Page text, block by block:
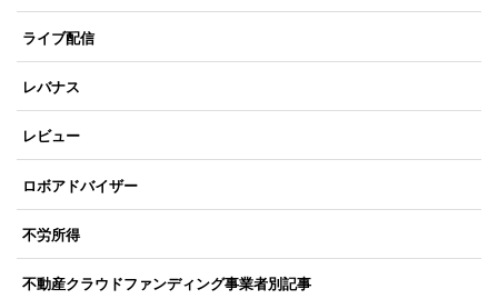
ライブ配信
レバナス
レビュー
ロボアドバイザー
不労所得
不動産クラウドファンディング事業者別記事